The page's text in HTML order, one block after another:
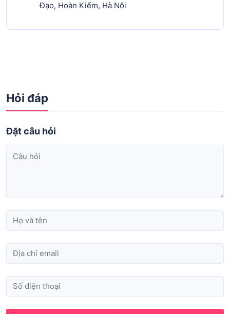
Đạo, Hoàn Kiếm, Hà Nội
Hỏi đáp
Đặt câu hỏi